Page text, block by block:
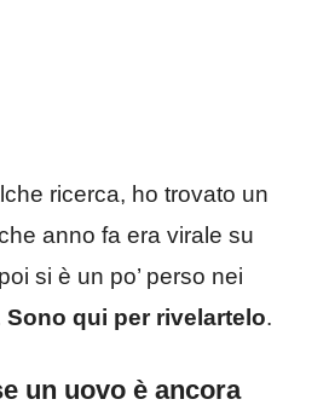
ricerca, ho trovato un
anno fa era virale su
si è un po’ perso nei
Sono qui per rivelartelo.
un uovo è ancora